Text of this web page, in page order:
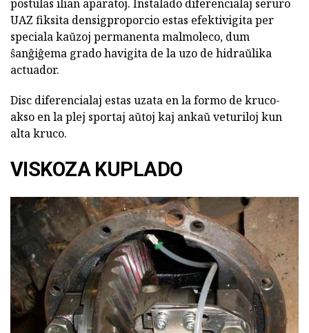
postulas ilian aparatoj. Instalado diferencialaj seruro
UAZ fiksita densigproporcio estas efektivigita per
speciala kaŭzoj permanenta malmoleco, dum
ŝanĝiĝema grado havigita de la uzo de hidraŭlika
actuador.
Disc diferencialaj estas uzata en la formo de kruco-
akso en la plej sportaj aŭtoj kaj ankaŭ veturiloj kun
alta kruco.
VISKOZA KUPLADO